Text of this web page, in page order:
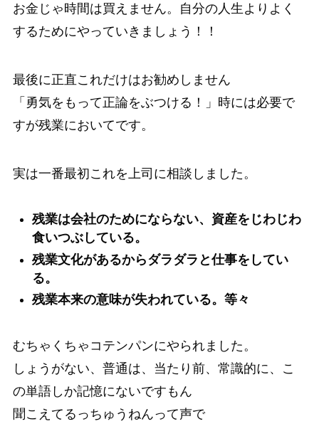
お金じゃ時間は買えません。自分の人生よりよく
するためにやっていきましょう！！
最後に正直これだけはお勧めしません
「勇気をもって正論をぶつける！」 時には必要で
すが残業においてです。
実は一番最初これを上司に相談しました。
残業は会社のためにならない、資産をじわじわ
食いつぶしている。
残業文化があるからダラダラと仕事をしてい
る。
残業本来の意味が失われている。等々
むちゃくちゃコテンパンにやられました。
しょうがない、普通は、当たり前、常識的に、こ
の単語しか記憶にないですもん
聞こえてるっちゅうねんって声で